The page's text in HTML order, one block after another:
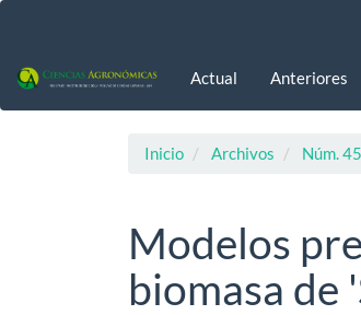
principal
Actual Anteriores
Inicio Archivos Núm.
Modelos
biomasa de